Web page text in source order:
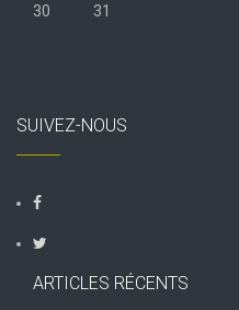
30
31
SUIVEZ-NOUS
ARTICLES RÉCENTS